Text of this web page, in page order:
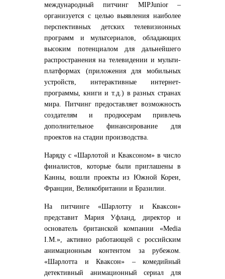
международный питчинг MIPJunior –
организуется с целью выявления наиболее
перспективных детских телевизионных
программ и мультсериалов, обладающих
высоким потенциалом для дальнейшего
распространения на телевидении и мульти-
платформах (приложения для мобильных
устройств, интерактивные интернет-
программы, книги и т.д.) в разных странах
мира. Питчинг предоставляет возможность
создателям и продюсерам привлечь
дополнительное финансирование для
проектов на стадии производства.
Наряду с «Шарлотой и Кваксоном» в число
финалистов, которые были приглашены в
Канны, вошли проекты из Южной Кореи,
Франции, Великобритании и Бразилии.
На питчинге «Шарлотту и Кваксон»
представит Мария Уфланд, директор и
основатель британской компании «Media
I.M.», активно работающей с российским
анимационным контентом за рубежом.
«Шарлотта и Кваксон» – комедийный
детективный анимационный сериал для